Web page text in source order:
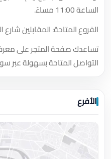
الساعة 11:00 مساءً.
الفروع المتاحة: المقابلين
تساعدك صفحة المتجر على
التواصل المتاحة بسهولة عبر
الأفرع